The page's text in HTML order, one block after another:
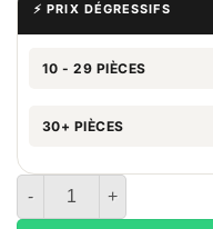
⚡ PRIX DÉGRESSIFS
10 - 29 PIÈCES
30+ PIÈCES
Menge der Smoking Slim